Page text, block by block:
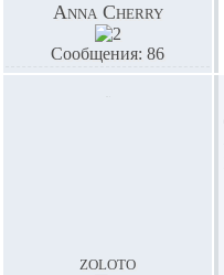
Anna Cherry
Сообщения: 86
zoloto